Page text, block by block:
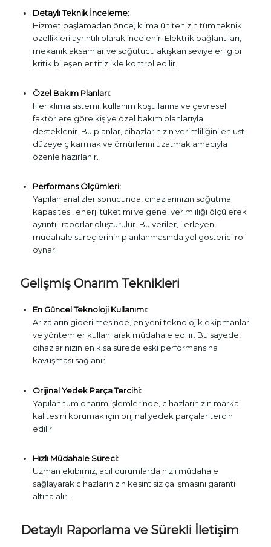
Detaylı Teknik İnceleme:
Hizmet başlamadan önce, klima ünitenizin tüm teknik
özellikleri ayrıntılı olarak incelenir. Elektrik bağlantıları,
mekanik aksamlar ve soğutucu akışkan seviyeleri gibi
kritik bileşenler titizlikle kontrol edilir.
Özel Bakım Planları:
Her klima sistemi, kullanım koşullarına ve çevresel
faktörlere göre kişiye özel bakım planlarıyla
desteklenir. Bu planlar, cihazlarınızın verimliliğini en üst
düzeye çıkarmak ve ömürlerini uzatmak amacıyla
özenle hazırlanır.
Performans Ölçümleri:
Yapılan analizler sonucunda, cihazlarınızın soğutma
kapasitesi, enerji tüketimi ve genel verimliliği ölçülerek
ayrıntılı raporlar oluşturulur. Bu veriler, ilerleyen
müdahale süreçlerinin planlanmasında yol gösterici rol
oynar.
Gelişmiş Onarım Teknikleri
En Güncel Teknoloji Kullanımı:
Arızaların giderilmesinde, en yeni teknolojik ekipmanlar
ve yöntemler kullanılarak müdahale edilir. Bu sayede,
cihazlarınızın en kısa sürede eski performansına
kavuşması sağlanır.
Orijinal Yedek Parça Tercihi:
Yapılan tüm onarım işlemlerinde, cihazlarınızın marka
kalitesini korumak için orijinal yedek parçalar tercih
edilir.
Hızlı Müdahale Süreci:
Uzman ekibimiz, acil durumlarda hızlı müdahale
sağlayarak cihazlarınızın kesintisiz çalışmasını garanti
altına alır.
Detaylı Raporlama ve Sürekli İletişim